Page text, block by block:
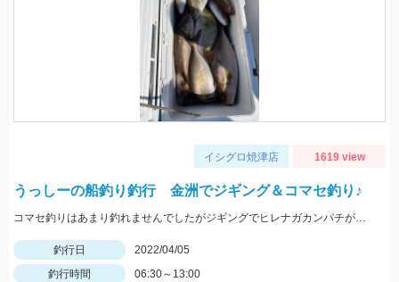
イシグロ焼津店 1619 view
うっしーの船釣り釣行 金洲でジギング＆コマセ釣り♪
コマセ釣りはあまり釣れませんでしたがジギングでヒレナガカンパチが連発しました！
釣行日
2022/04/05
釣行時間
06:30～13:00